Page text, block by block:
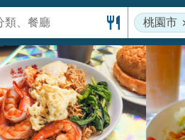
桃園市